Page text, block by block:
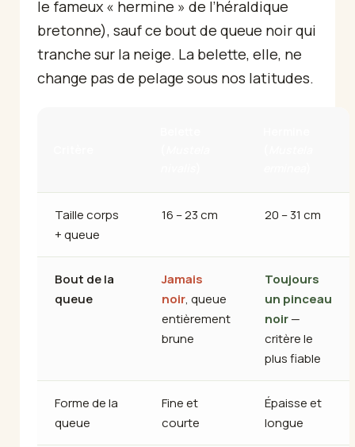
le fameux « hermine » de l’héraldique
bretonne), sauf ce bout de queue noir qui
tranche sur la neige. La belette, elle, ne
change pas de pelage sous nos latitudes.
Taille corps
+ queue
16 – 23 cm 20 – 31 cm
Bout de la
queue
Jamais
noir, queue
entièrement
brune
Toujours
un pinceau
noir—
critère le
plus fiable
Forme de la
queue
Fine et
courte
Épaisse et
longue